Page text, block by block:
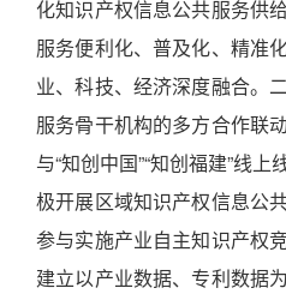
化知识产权信息公共服务供
服务便利化、普及化、精准
业、科技、经济深度融合。
服务骨干机构的多方合作联
与“知创中国”“知创福建”线
极开展区域知识产权信息公
参与实施产业自主知识产权
建立以产业数据、专利数据